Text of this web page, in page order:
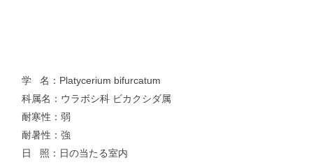
学 名：Platycerium bifurcatum
科属名：ウラボシ科 ビカクシダ属
耐寒性：弱
耐暑性：強
日 照：日の当たる室内